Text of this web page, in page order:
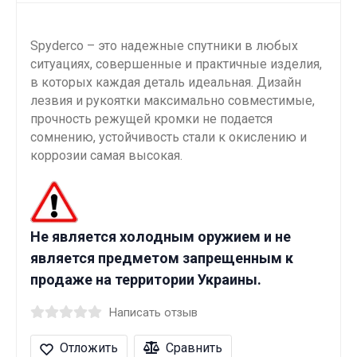
Spyderco – это надежные спутники в любых
ситуациях, совершенные и практичные изделия,
в которых каждая деталь идеальная. Дизайн
лезвия и рукоятки максимально совместимые,
прочность режущей кромки не подается
сомнению, устойчивость стали к окислению и
коррозии самая высокая.
Не является холодным оружием и не
является предметом запрещенным к
продаже на территории Украины.
Написать отзыв
Отложить Сравнить